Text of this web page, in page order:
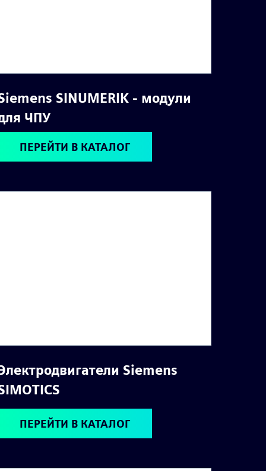
SINUMERIK - модули
ЧПУ
ПЕРЕЙТИ В КАТАЛОГ
Siemens
ПЕРЕЙТИ В КАТАЛОГ